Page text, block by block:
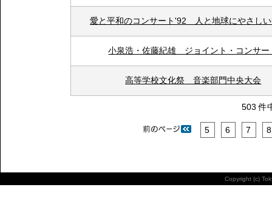
愛と平和のコンサート'92 人と地球にやさし
小泉浩・佐藤紀雄 ジョイント・コンサー
高等学校文化祭 音楽部門中央大会
503 件
5 6 7 8
Copyright (c)